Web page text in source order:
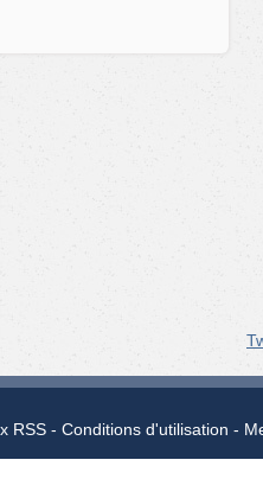
RSS Conditions d'utilisation